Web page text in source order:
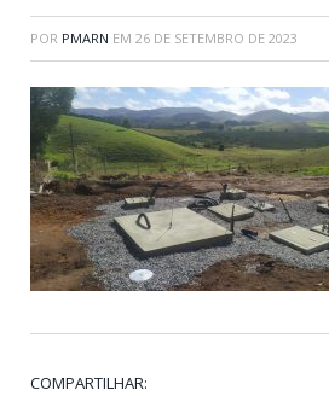
POR PMARN EM 26 DE SETEMBRO DE 2023
COMPARTILHAR: